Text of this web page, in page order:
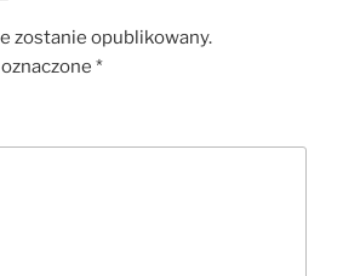
zostanie opublikowany.
*